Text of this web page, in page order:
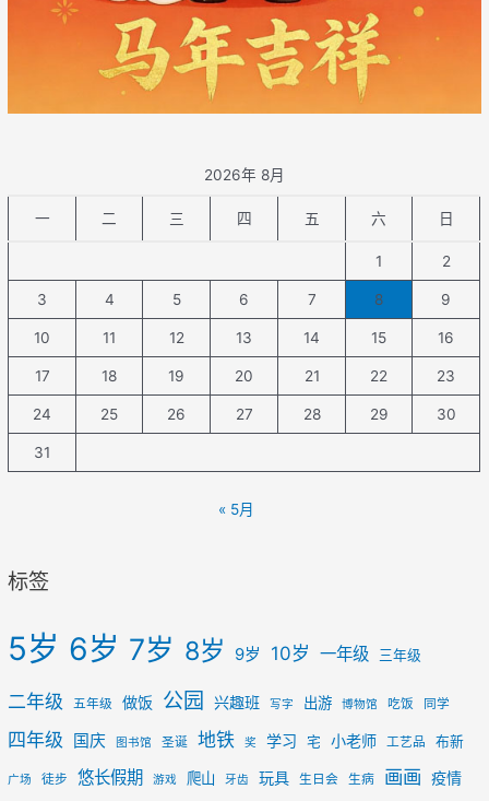
2026年 8月
一 二 三 四 五 六 日
1 2
3 4 5 6 7 8 9
10 11 12 13 14 15 16
17 18 19 20 21 22 23
24 25 26 27 28 29 30
31
« 5月
标签
5岁 6岁 7岁 8岁 9岁 10岁 一年级 三年级
二年级 五年级 做饭 公园 兴趣班 写字 出游 博物馆 吃饭 同学
四年级 国庆 图书馆 圣诞 地铁 奖 学习 宅 小老师 工艺品 布新
广场 徒步 悠长假期 游戏 爬山 牙齿 玩具 生日会 生病 画画 疫情